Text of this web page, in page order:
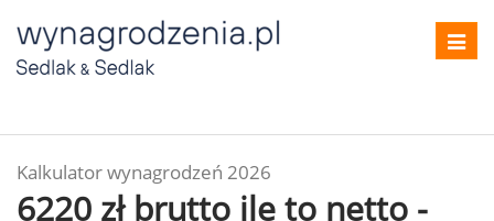
Kalkulator wynagrodzeń 2026
6220 zł brutto ile to netto -